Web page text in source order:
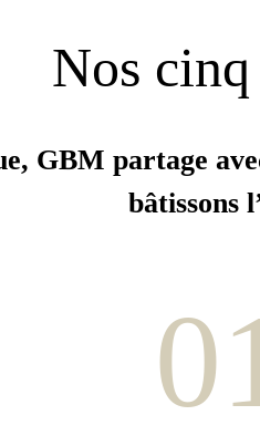
Nos
GBM partage
bâtissons